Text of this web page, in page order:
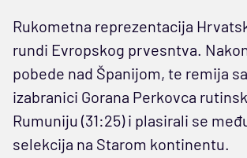
Rukometna reprezentacija
rundi Evropskog prvesntva.
pobede nad Španijom, te remija
izabranici Gorana Perkovca
Rumuniju (31:25) i plasirali se
selekcija na Starom kontinentu.